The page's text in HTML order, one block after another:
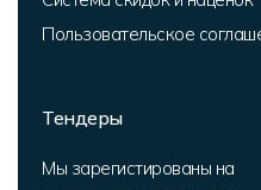
Пользовательское
Тендеры
Мы зарегистированы на